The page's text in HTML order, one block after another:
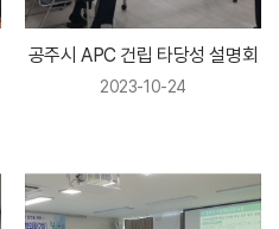
공주시 APC 건립 타당성 설명회
2023-10-24